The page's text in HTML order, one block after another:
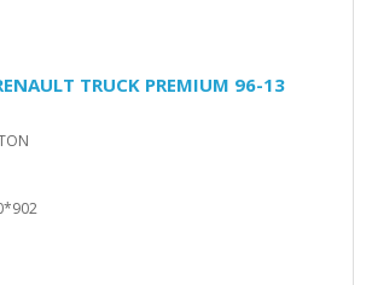
TRUCK PREMIUM 96-13